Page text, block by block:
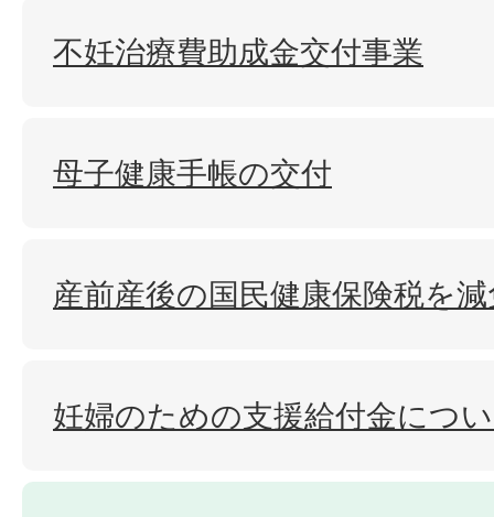
不妊治療費助成金交付事業
母子健康手帳の交付
産前産後の国民健康保険税を
妊婦のための支援給付金につ